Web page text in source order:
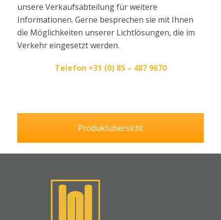
unsere Verkaufsabteilung für weitere
Informationen. Gerne besprechen sie mit Ihnen
die Möglichkeiten unserer Lichtlösungen, die im
Verkehr eingesetzt werden.
Telefon +31 (0) 85 – 487 9670
Produktübersicht